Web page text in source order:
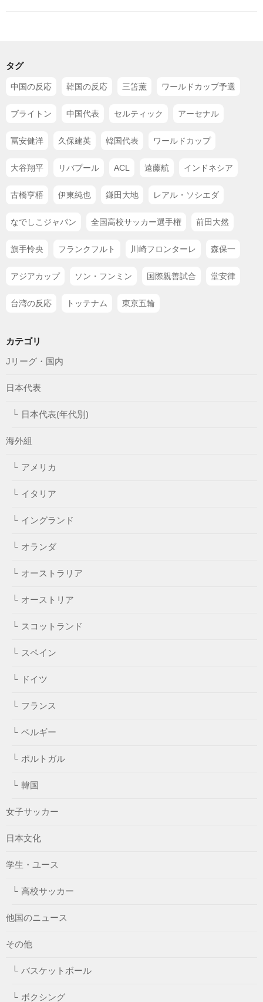
タグ
中国の反応 韓国の反応 三笘薫 ワールドカップ予選
ブライトン 中国代表 セルティック アーセナル
冨安健洋 久保建英 韓国代表 ワールドカップ
大谷翔平 リバプール ACL 遠藤航 インドネシア
古橋亨梧 伊東純也 鎌田大地 レアル・ソシエダ
なでしこジャパン 全国高校サッカー選手権 前田大然
旗手怜央 フランクフルト 川崎フロンターレ 森保一
アジアカップ ソン・フンミン 国際親善試合 堂安律
台湾の反応 トッテナム 東京五輪
カテゴリ
Jリーグ・国内
日本代表
日本代表(年代別)
海外組
アメリカ
イタリア
イングランド
オランダ
オーストラリア
オーストリア
スコットランド
スペイン
ドイツ
フランス
ベルギー
ポルトガル
韓国
女子サッカー
日本文化
学生・ユース
高校サッカー
他国のニュース
その他
バスケットボール
ボクシング